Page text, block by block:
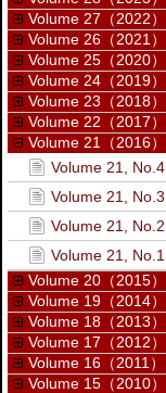
Volume 27（2022）
Volume 26（2021）
Volume 25（2020）
Volume 24（2019）
Volume 23（2018）
Volume 22（2017）
Volume 21（2016）
Volume 21, No.4
Volume 21, No.3
Volume 21, No.2
Volume 21, No.1
Volume 20（2015）
Volume 19（2014）
Volume 18（2013）
Volume 17（2012）
Volume 16（2011）
Volume 15（2010）